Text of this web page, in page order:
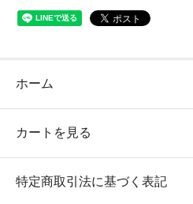
ホーム
カートを見る
特定商取引法に基づく表記